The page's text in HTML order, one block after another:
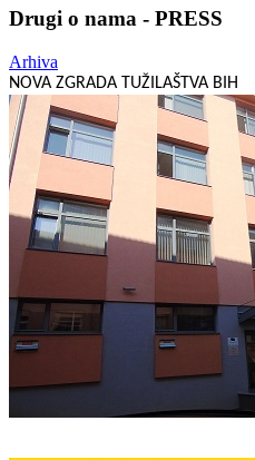
Drugi o nama - PRESS
Arhiva
NOVA ZGRADA TUŽILAŠTVA BIH